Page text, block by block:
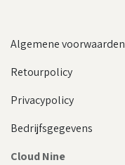
Algemene voorwaarden
Retourpolicy
Privacypolicy
Bedrijfsgegevens
Cloud Nine